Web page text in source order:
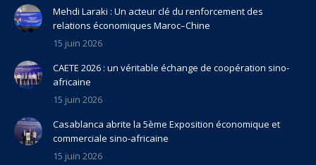
s'ouvre
dans
nouvelle
fenêtre
s'ouvre
dans
une
nouvelle
fenêtre
s'ouvre
dans
une
nouvelle
fenêtre
Mehdi Laraki : Un acteur clé du renforcement des
relations économiques Maroc–Chine
15 juin 2026
CAETE 2026 : un véritable échange de coopération sino-
africaine
15 juin 2026
Casablanca abrite la 5ème Exposition économique et
commerciale sino-africaine
15 juin 2026